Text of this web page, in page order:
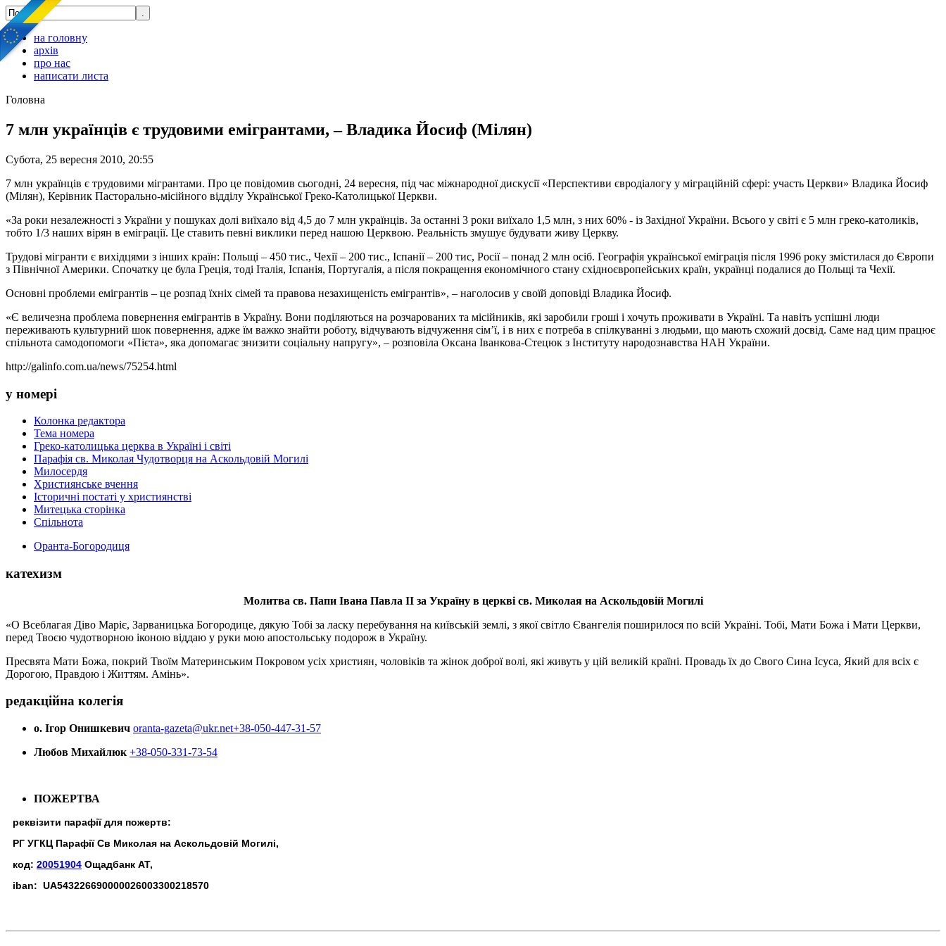
на головну
архів
про нас
написати листа
Головна
7 млн українців є трудовими емігрантами, – Владика Йосиф (Мілян)
Субота, 25 вересня 2010, 20:55
7 млн українців є трудовими мігрантами. Про це повідомив сьогодні, 24 вересня, під час міжнародної дискусії «Перспективи євродіалогу у міграційній сфері: участь Церкви» Владика Йосиф
(Мілян), Керівник Пасторально-місійного відділу Української Греко-Католицької Церкви.
«За роки незалежності з України у пошуках долі виїхало від 4,5 до 7 млн українців. За останні 3 роки виїхало 1,5 млн, з них 60% - із Західної України. Всього у світі є 5 млн греко-католиків,
тобто 1/3 наших вірян в еміграції. Це ставить певні виклики перед нашою Церквою. Реальність змушує будувати живу Церкву.
Трудові мігранти є вихідцями з інших країн: Польщі – 450 тис., Чехії – 200 тис., Іспанії – 200 тис, Росії – понад 2 млн осіб. Географія української еміграція після 1996 року змістилася до Європи
з Північної Америки. Спочатку це була Греція, тоді Італія, Іспанія, Португалія, а після покращення економічного стану східноєвропейських країн, українці подалися до Польщі та Чехії.
Основні проблеми емігрантів – це розпад їхніх сімей та правова незахищеність емігрантів», – наголосив у своїй доповіді Владика Йосиф.
«Є величезна проблема повернення емігрантів в Україну. Вони поділяються на розчарованих та місійників, які заробили гроші і хочуть проживати в Україні. Та навіть успішні люди
переживають культурний шок повернення, адже їм важко знайти роботу, відчувають відчуження сім’ї, і в них є потреба в спілкуванні з людьми, що мають схожий досвід. Саме над цим працює
спільнота самодопомоги «Пієта», яка допомагає знизити соціальну напругу», – розповіла Оксана Іванкова-Стецюк з Інституту народознавства НАН України.
http://galinfo.com.ua/news/75254.html
у номері
Колонка редактора
Тема номера
Греко-католицька церква в Україні і світі
Парафія св. Миколая Чудотворця на Аскольдовій Могилі
Милосердя
Християнське вчення
Історичні постаті у християнстві
Митецька сторінка
Спільнота
Оранта-Богородиця
катехизм
Молитва св. Папи Івана Павла ІІ за Україну в церкві св. Миколая на Аскольдовій Могилі
«О Всеблагая Діво Маріє, Зарваницька Богородице, дякую Тобі за ласку перебування на київській землі, з якої світло Євангелія поширилося по всій Україні. Тобі, Мати Божа і Мати Церкви,
перед Твоєю чудотворною іконою віддаю у руки мою апостольську подорож в Україну.
Пресвята Мати Божа, покрий Твоїм Материнським Покровом усіх християн, чоловіків та жінок доброї волі, які живуть у цій великій країні. Провадь їх до Свого Сина Ісуса, Який для всіх є
Дорогою, Правдою і Життям. Амінь».
редакційна колегія
о. Ігор Онишкевич oranta-gazeta@ukr.net+38-050-447-31-57
Любов Михайлюк +38-050-331-73-54
ПОЖЕРТВА
реквізити парафії для пожертв:
РГ УГКЦ Парафії Св Миколая на Аскольдовій Могилі,
код: 20051904 Ощадбанк АТ,
iban: UA543226690000026003300218570